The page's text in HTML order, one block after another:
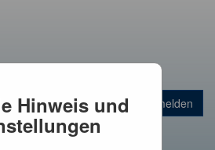
Hinweis und
Warenkorb
0 Artikel 0,00 €
Anmelden